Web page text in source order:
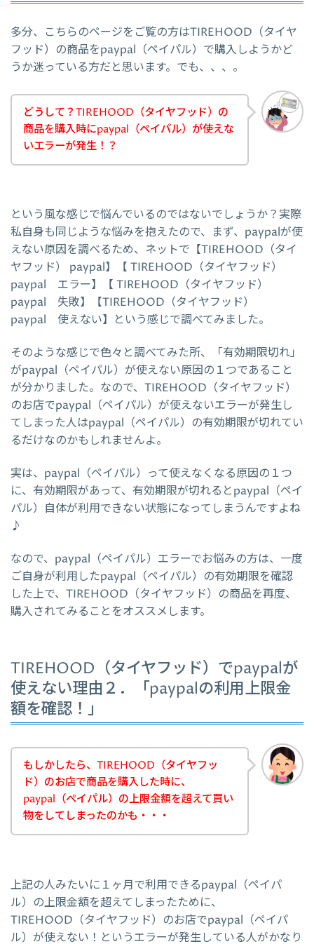
多分、こちらのページをご覧の方はTIREHOOD（タイヤ
フッド）の商品をpaypal（ペイパル）で購入しようかど
うか迷っている方だと思います。でも、、、。
どうして？TIREHOOD（タイヤフッド）の
商品を購入時にpaypal（ペイパル）が使えな
いエラーが発生！？
という風な感じで悩んでいるのではないでしょうか？実際
私自身も同じような悩みを抱えたので、まず、paypalが使
えない原因を調べるため、ネットで【TIREHOOD（タイ
ヤフッド） paypal】【 TIREHOOD（タイヤフッド）
paypal エラー】【 TIREHOOD（タイヤフッド）
paypal 失敗】【TIREHOOD（タイヤフッド）
paypal 使えない】という感じで調べてみました。
そのような感じで色々と調べてみた所、「有効期限切れ」
がpaypal（ペイパル）が使えない原因の１つであること
が分かりました。なので、TIREHOOD（タイヤフッド）
のお店でpaypal（ペイパル）が使えないエラーが発生し
てしまった人はpaypal（ペイパル）の有効期限が切れてい
るだけなのかもしれませんよ。
実は、paypal（ペイパル）って使えなくなる原因の１つ
に、有効期限があって、有効期限が切れるとpaypal（ペイ
パル）自体が利用できない状態になってしまうんですよね
♪
なので、paypal（ペイパル）エラーでお悩みの方は、一度
ご自身が利用したpaypal（ペイパル）の有効期限を確認
した上で、TIREHOOD（タイヤフッド）の商品を再度、
購入されてみることをオススメします。
TIREHOOD（タイヤフッド）でpaypalが
使えない理由２．「paypalの利用上限金
額を確認！」
もしかしたら、TIREHOOD（タイヤフッ
ド）のお店で商品を購入した時に、
paypal（ペイパル）の上限金額を超えて買い
物をしてしまったのかも・・・
上記の人みたいに１ヶ月で利用できるpaypal（ペイパ
ル）の上限金額を超えてしまったために、
TIREHOOD（タイヤフッド）のお店でpaypal（ペイパ
ル）が使えない！というエラーが発生している人がかなり